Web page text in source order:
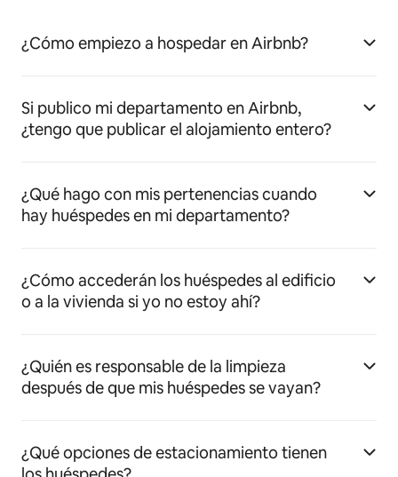
¿Cómo empiezo a hospedar en Airbnb?
Si publico mi departamento en Airbnb,
¿tengo que publicar el alojamiento entero?
¿Qué hago con mis pertenencias cuando
hay huéspedes en mi departamento?
¿Cómo accederán los huéspedes al edificio
o a la vivienda si yo no estoy ahí?
¿Quién es responsable de la limpieza
después de que mis huéspedes se vayan?
¿Qué opciones de estacionamiento tienen